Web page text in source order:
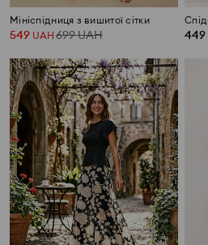
Мініспідниця з вишитої сітки
549 UAH 699UAH 449